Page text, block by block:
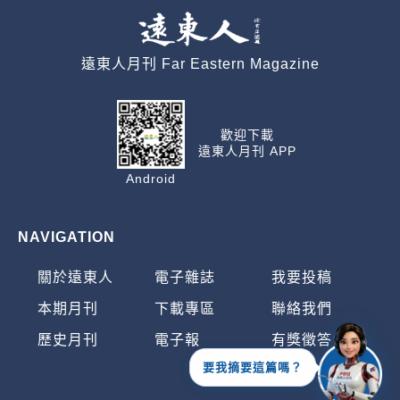
遠東人月刊 Far Eastern Magazine
Android
歡迎下載
遠東人月刊 APP
NAVIGATION
關於遠東人 電子雜誌 我要投稿
本期月刊 下載專區 聯絡我們
歷史月刊 電子報 有獎徵答
要我摘要這篇嗎？